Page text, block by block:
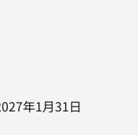
年1月31日